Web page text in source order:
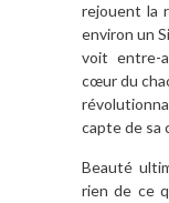
rejouent la
environ un
voit entre-
cœur du
capte de sa
Beauté
rien de ce